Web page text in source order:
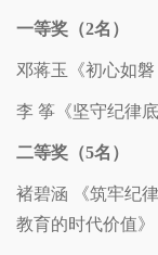
一等奖（2名）
邓蒋玉《初心如磐
李 筝《坚守纪律
二等奖（5名）
褚碧涵 《筑牢纪
教育的时代价值》